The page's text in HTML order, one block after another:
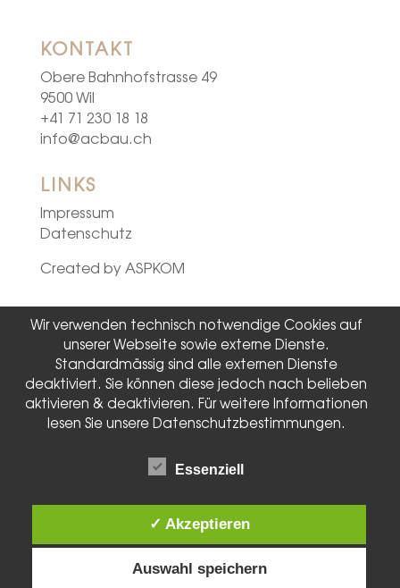
KONTAKT
Obere Bahnhofstrasse 49
9500 Wil
+41 71 230 18 18
info@acbau.ch
LINKS
Impressum
Datenschutz
Created by ASPKOM
Wir verwenden technisch notwendige Cookies auf
unserer Webseite sowie externe Dienste.
Standardmässig sind alle externen Dienste
deaktiviert. Sie können diese jedoch nach belieben
aktivieren & deaktivieren. Für weitere Informationen
lesen Sie unsere Datenschutzbestimmungen.
Essenziell
✓ Akzeptieren
Auswahl speichern